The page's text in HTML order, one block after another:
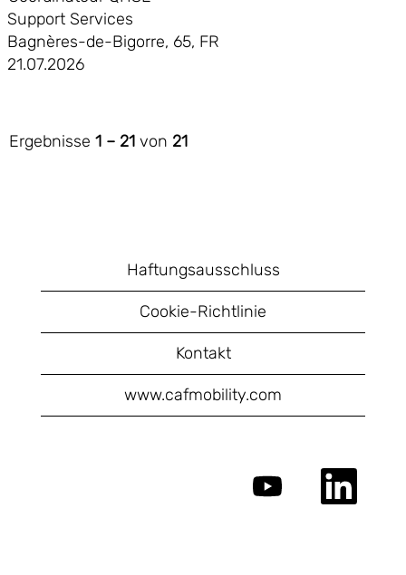
Support Services
Bagnères-de-Bigorre, 65, FR
21.07.2026
Ergebnisse 1 – 21 von 21
Haftungsausschluss
Cookie-Richtlinie
Kontakt
www.cafmobility.com
W
W
r